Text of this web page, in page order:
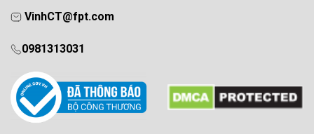
VinhCT@fpt.com
0981313031